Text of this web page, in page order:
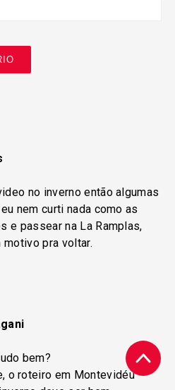
no inverno então algumas
nem curti nada como as
e passear na La Ramplas,
pra voltar.
bem?
o roteiro em Montevidéu